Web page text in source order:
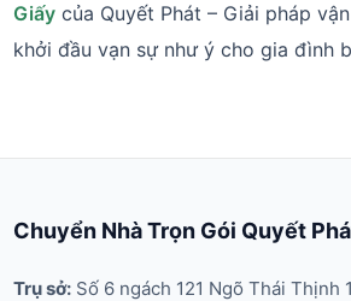
Giấy của Quyết Phát – Giải pháp
khởi đầu vạn sự như ý cho gia đình
Chuyển Nhà Trọn Gói Quyết
Trụ sở: Số 6 ngách 121 Ngõ Thái Thịnh